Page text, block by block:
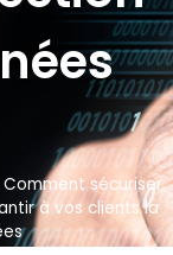
sécuriser
à vos clients la